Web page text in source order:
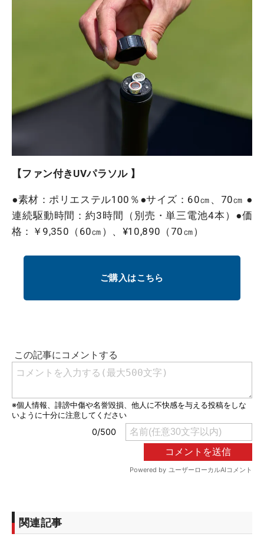
【ファン付きUVパラソル 】
●素材：ポリエステル100％●サイズ：60㎝、70㎝ ●
連続駆動時間：約3時間（別売・単三電池4本）●価
格：￥9,350（60㎝）、¥10,890（70㎝）
ご購入はこちら
関連記事